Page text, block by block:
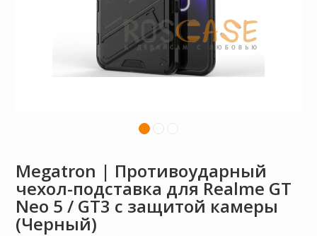
Megatron | Противоударный
чехол-подставка для Realme GT
Neo 5 / GT3 с защитой камеры
(Черный)